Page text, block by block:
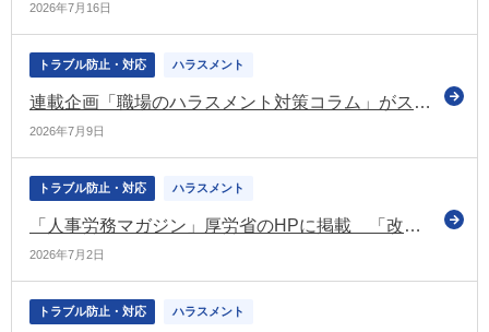
2026年7月16日
トラブル防止・対応 ハラスメント
連載企画「職場のハラスメント対策コラム」がスタート（あかるい職場応援団）
2026年7月9日
トラブル防止・対応 ハラスメント
「人事労務マガジン」厚労省のHPに掲載 「改正労働施策総合推進法等説明会」の開催案内などの情報を掲載
2026年7月2日
トラブル防止・対応 ハラスメント